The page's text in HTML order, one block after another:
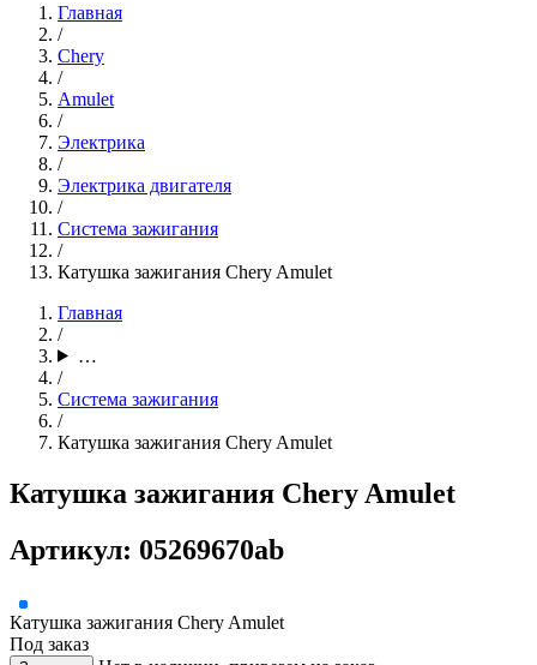
Главная
/
Chery
/
Amulet
/
Электрика
/
Электрика двигателя
/
Система зажигания
/
Катушка зажигания Chery Amulet
Главная
/
…
/
Система зажигания
/
Катушка зажигания Chery Amulet
Катушка зажигания Chery Amulet
Артикул: 05269670ab
Катушка зажигания Chery Amulet
Под заказ